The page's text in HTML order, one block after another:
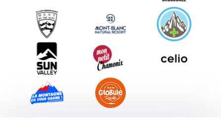
Service groupes et séminaires
Téléchargements
Tourisme et handicap